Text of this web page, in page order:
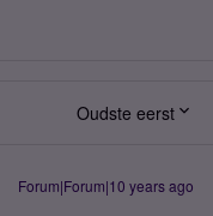
Oudste eerst
Forum|Forum|10 years ago